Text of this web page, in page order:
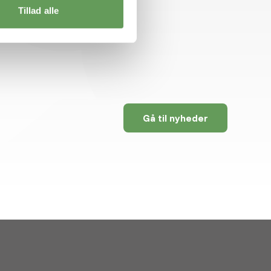
Tillad alle
Gå til nyheder